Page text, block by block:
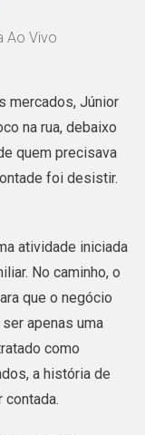
Ao Vivo
mercados, Júnior
na rua, debaixo
quem precisava
foi desistir.
atividade iniciada
No caminho, o
que o negócio
apenas uma
como
a história de